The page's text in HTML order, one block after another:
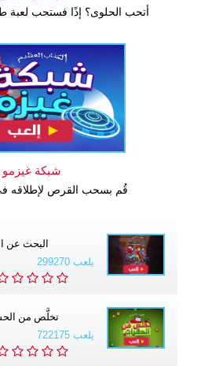
أتحب الحلوى؟ إذًا فستحب لعبة
شبكة غيزمو
قُم بسحب القرص لإطلاقه
البحث عن
يلعب 299270
تخلَّص من
يلعب 722175